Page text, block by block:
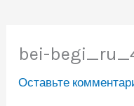
bei-
Оставьте